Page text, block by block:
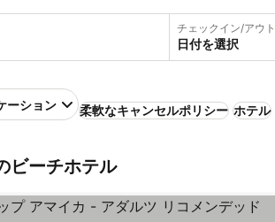
チェックイン/アウト
日付を選択
ーション 柔軟なキャンセルポリシー ホテル
ビーチホテル